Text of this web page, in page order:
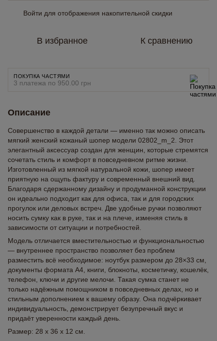
Войти для отображения накопительной скидки
В избранное К сравнению
ПОКУПКА ЧАСТЯМИ
3 платежа по 950.00 грн
Описание
Совершенство в каждой детали — именно так можно описать
мягкий женский кожаный шопер модели 02802_m_2. Этот
элегантный аксессуар создан для женщин, которые стремятся
сочетать стиль и комфорт в повседневном ритме жизни.
Изготовленный из мягкой натуральной кожи, шопер имеет
приятную на ощупь фактуру и современный внешний вид.
Благодаря сдержанному дизайну и продуманной конструкции
он идеально подходит как для офиса, так и для городских
прогулок или деловых встреч. Две удобные ручки позволяют
носить сумку как в руке, так и на плече, изменяя стиль в
зависимости от ситуации и потребностей.
Модель отличается вместительностью и функциональностью
— внутреннее пространство позволяет без проблем
разместить всё необходимое: ноутбук размером до 28×33 см,
документы формата А4, книги, блокноты, косметичку, кошелёк,
телефон, ключи и другие мелочи. Такая сумка станет не
только надёжным помощником в повседневных делах, но и
стильным дополнением к вашему образу. Она подчёркивает
индивидуальность, демонстрирует безупречный вкус и
придаёт уверенности каждый день.
Размер: 28 x 36 x 12 см.